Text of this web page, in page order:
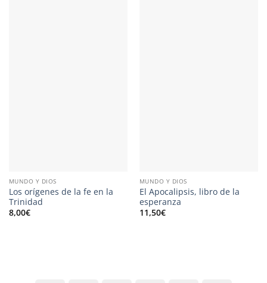
MUNDO Y DIOS
Los orígenes de la fe en la
Trinidad
8,00€
MUNDO Y DIOS
El Apocalipsis, libro de la
esperanza
11,50€